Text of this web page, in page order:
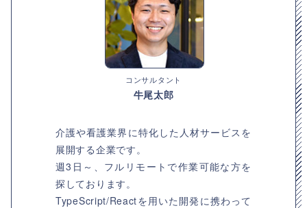
コンサルタント
牛尾太郎
介護や看護業界に特化した人材サービスを
展開する企業です。
週3日～、フルリモートで作業可能な方を
探しております。
TypeScript/Reactを用いた開発に携わって